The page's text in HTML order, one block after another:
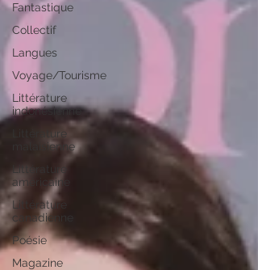
Fantastique
Collectif
Langues
Voyage/Tourisme
Littérature
indonésienne
Littérature
malaisienne
Littérature
américaine
Littérature
canadienne
Poésie
Magazine